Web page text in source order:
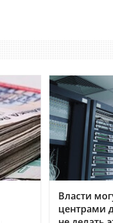
Власти
центрами